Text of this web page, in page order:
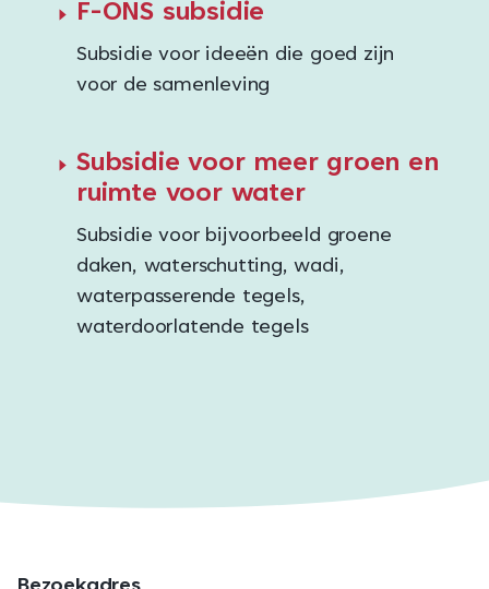
F-ONS subsidie
Subsidie voor ideeën die goed zijn
voor de samenleving
Subsidie voor meer groen en
ruimte voor water
Subsidie voor bijvoorbeeld groene
daken, waterschutting, wadi,
waterpasserende tegels,
waterdoorlatende tegels